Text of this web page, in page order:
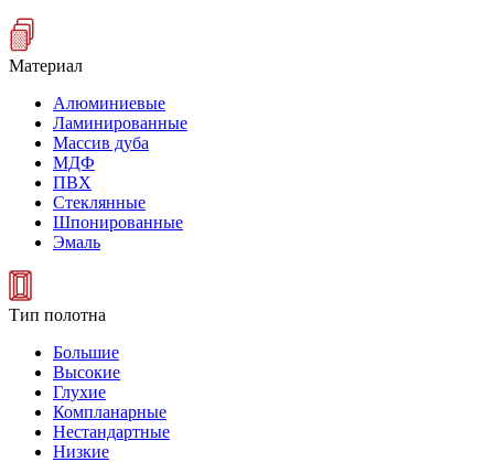
Материал
Алюминиевые
Ламинированные
Массив дуба
МДФ
ПВХ
Стеклянные
Шпонированные
Эмаль
Тип полотна
Большие
Высокие
Глухие
Компланарные
Нестандартные
Низкие